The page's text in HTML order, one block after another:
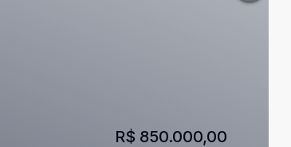
R$ 850.000,00